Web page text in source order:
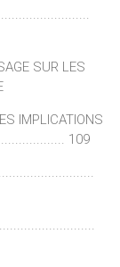
SUR LES
IMPLICATIONS
109